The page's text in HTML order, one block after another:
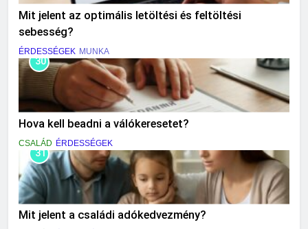
Mit jelent az optimális letöltési és feltöltési
sebesség?
ÉRDESSÉGEK MUNKA
30
Hova kell beadni a válókeresetet?
CSALÁD ÉRDESSÉGEK
31
Mit jelent a családi adókedvezmény?